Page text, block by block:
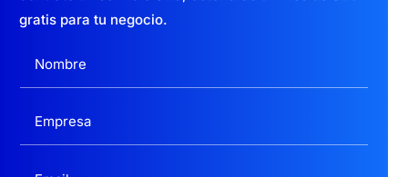
gratis para tu negocio.